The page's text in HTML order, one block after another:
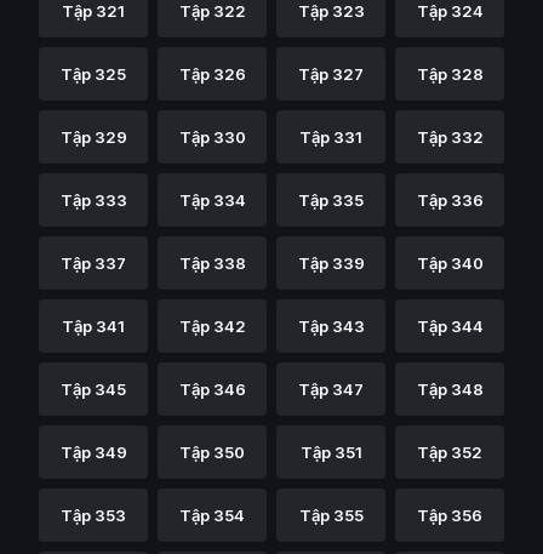
Tập 321 Tập 322 Tập 323 Tập 324
Tập 325 Tập 326 Tập 327 Tập 328
Tập 329 Tập 330 Tập 331 Tập 332
Tập 333 Tập 334 Tập 335 Tập 336
Tập 337 Tập 338 Tập 339 Tập 340
Tập 341 Tập 342 Tập 343 Tập 344
Tập 345 Tập 346 Tập 347 Tập 348
Tập 349 Tập 350 Tập 351 Tập 352
Tập 353 Tập 354 Tập 355 Tập 356